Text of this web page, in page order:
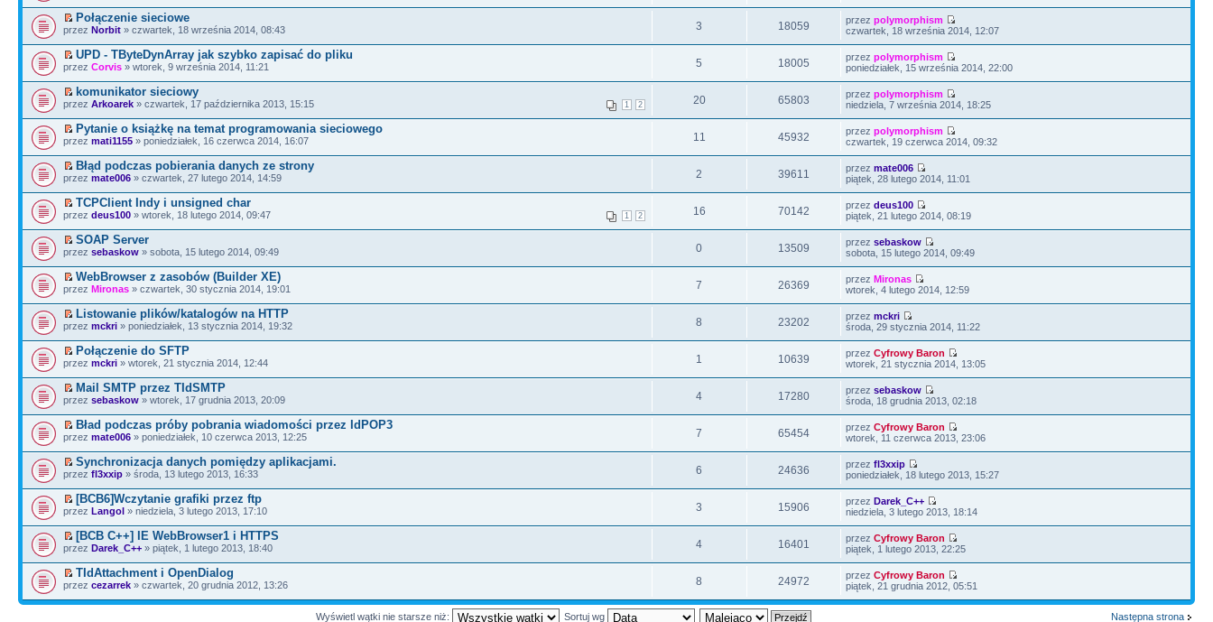
Połączenie sieciowe
przez Norbit » czwartek, 18 września 2014, 08:43 3 18059 przezpolymorphism
czwartek, 18 września 2014, 12:07
UPD - TByteDynArray jak szybko zapisać do pliku
przez Corvis » wtorek, 9 września 2014, 11:21 5 18005 przezpolymorphism
poniedziałek, 15 września 2014, 22:00
komunikator sieciowy
1 2
przez Arkoarek » czwartek, 17 października 2013, 15:15 20 65803 przezpolymorphism
niedziela, 7 września 2014, 18:25
Pytanie o książkę na temat programowania sieciowego
przez mati1155 » poniedziałek, 16 czerwca 2014, 16:07 11 45932 przezpolymorphism
czwartek, 19 czerwca 2014, 09:32
Błąd podczas pobierania danych ze strony
przez mate006 » czwartek, 27 lutego 2014, 14:59 2 39611 przezmate006
piątek, 28 lutego 2014, 11:01
TCPClient Indy i unsigned char
1 2
przez deus100 » wtorek, 18 lutego 2014, 09:47 16 70142 przezdeus100
piątek, 21 lutego 2014, 08:19
SOAP Server
przez sebaskow » sobota, 15 lutego 2014, 09:49 0 13509 przezsebaskow
sobota, 15 lutego 2014, 09:49
WebBrowser z zasobów (Builder XE)
przez Mironas » czwartek, 30 stycznia 2014, 19:01 7 26369 przezMironas
wtorek, 4 lutego 2014, 12:59
Listowanie plików/katalogów na HTTP
przez mckri » poniedziałek, 13 stycznia 2014, 19:32 8 23202 przezmckri
środa, 29 stycznia 2014, 11:22
Połączenie do SFTP
przez mckri » wtorek, 21 stycznia 2014, 12:44 1 10639 przezCyfrowy Baron
wtorek, 21 stycznia 2014, 13:05
Mail SMTP przez TIdSMTP
przez sebaskow » wtorek, 17 grudnia 2013, 20:09 4 17280 przezsebaskow
środa, 18 grudnia 2013, 02:18
Bład podczas próby pobrania wiadomości przez IdPOP3
przez mate006 » poniedziałek, 10 czerwca 2013, 12:25 7 65454 przezCyfrowy Baron
wtorek, 11 czerwca 2013, 23:06
Synchronizacja danych pomiędzy aplikacjami.
przez fl3xxip » środa, 13 lutego 2013, 16:33 6 24636 przezfl3xxip
poniedziałek, 18 lutego 2013, 15:27
[BCB6]Wczytanie grafiki przez ftp
przez Langol » niedziela, 3 lutego 2013, 17:10 3 15906 przezDarek_C++
niedziela, 3 lutego 2013, 18:14
[BCB C++] IE WebBrowser1 i HTTPS
przez Darek_C++ » piątek, 1 lutego 2013, 18:40 4 16401 przezCyfrowy Baron
piątek, 1 lutego 2013, 22:25
TIdAttachment i OpenDialog
przez cezarrek » czwartek, 20 grudnia 2012, 13:26 8 24972 przezCyfrowy Baron
piątek, 21 grudnia 2012, 05:51
Następna strona
Wyświetl wątki nie starsze niż: Sortuj wg